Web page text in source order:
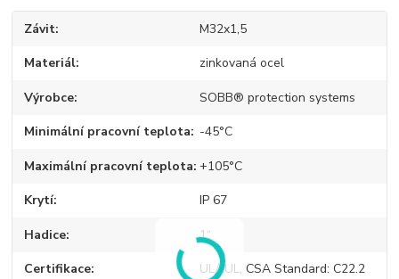
Závit M32x1,5
Materiál zinkovaná ocel
Výrobce SOBB® protection systems
Minimální pracovní teplota -45°C
Maximální pracovní teplota +105°C
Krytí IP 67
Hadice 1“
Certifikace UL/cUL, CSA Standard: C22.2